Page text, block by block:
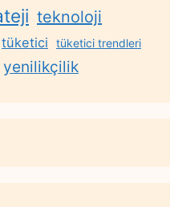
teknoloji
tüketici tüketici trendleri
yenilikçilik